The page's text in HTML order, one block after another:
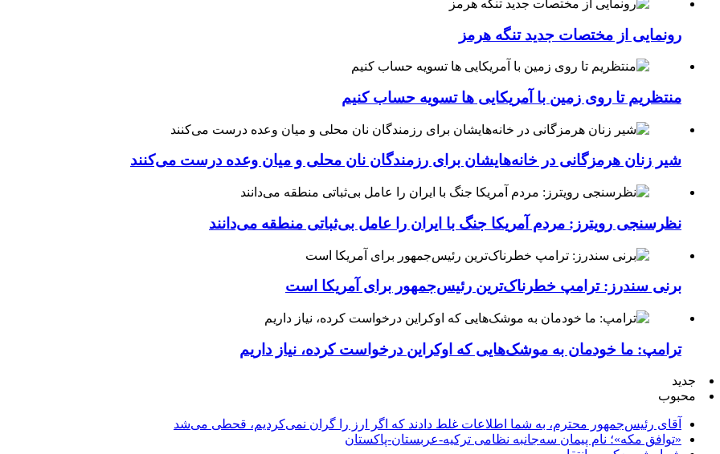
رونمایی از مختصات جدید تنگه هرمز
منتظریم تا روی زمین با آمریکایی ها تسویه حساب کنیم
شیر زنان هرمزگانی در خانه‌هایشان برای رزمندگان نان محلی و میان وعده درست می‌کنند
نظرسنجی رویترز: مردم آمریکا جنگ با ایران را عامل بی‌ثباتی منطقه می‌دانند
برنی سندرز: ترامپ خطرناک‌ترین رئیس‌جمهور برای آمریکا است
ترامپ: ما خودمان به موشک‌هایی که اوکراین درخواست کرده، نیاز داریم
جدید
محبوب
آقای رئیس‌جمهور محترم، به شما اطلاعات غلط دادند که اگر ارز را گران نمی‌کردیم، قحطی می‌شد
«توافق مکه»؛ نام پیمان سه‌جانبه نظامی ترکیه-عربستان-پاکستان